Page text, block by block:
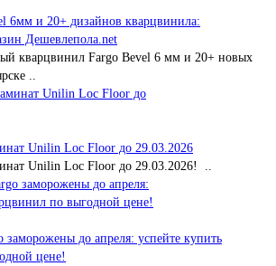
6мм и 20+ дизайнов кварцвинила:
Дешевлепола.net
кварцвинил Fargo Bevel 6 мм и 20+ новых
..
Unilin Loc Floor до 29.03.2026
Unilin Loc Floor до 29.03.2026! ..
до апреля: успейте купить
цене!